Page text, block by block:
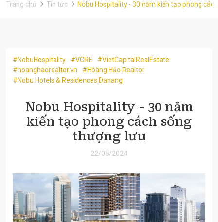
Trang chủ Tin tức Nobu Hospitality - 30 năm kiến tạo phong
#NobuHospitality #VCRE
#VietCapitalRealEstate
#hoanghaorealtor.vn
#Hoàng Hảo Realtor
#Nobu Hotels & Residences Danang
Nobu Hospitality - 30 năm
kiến tạo phong cách sống
thượng lưu
22/05/2024